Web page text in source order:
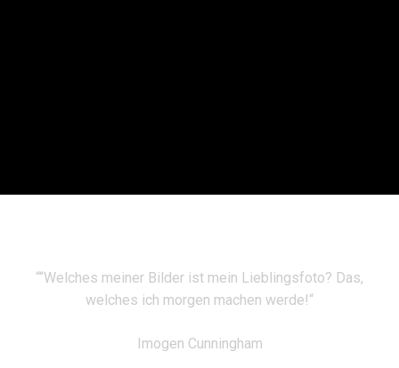
““Welches meiner Bilder ist mein Lieblingsfoto? Das,
welches ich morgen machen werde!“
Imogen Cunningham